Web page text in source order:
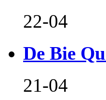
22-04
De Bie
21-04